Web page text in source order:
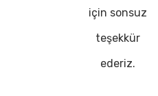
için sonsuz
teşekkür
ederiz.